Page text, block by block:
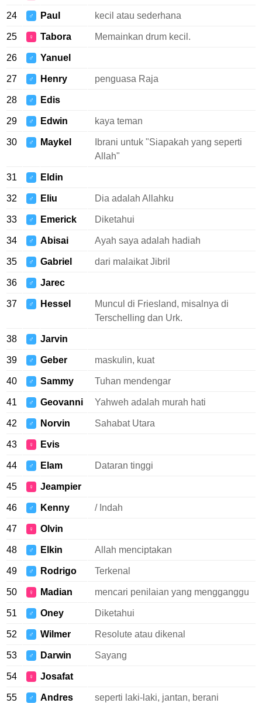
24 ♂ Paul kecil atau sederhana
25 ♀ Tabora Memainkan drum kecil.
26 ♂ Yanuel
27 ♂ Henry penguasa Raja
28 ♂ Edis
29 ♂ Edwin kaya teman
30 ♂ Maykel
Ibrani untuk "Siapakah yang seperti
Allah"
31 ♂ Eldin
32 ♂ Eliu Dia adalah Allahku
33 ♂ Emerick Diketahui
34 ♂ Abisai Ayah saya adalah hadiah
35 ♂ Gabriel dari malaikat Jibril
36 ♂ Jarec
37 ♂ Hessel
Muncul di Friesland, misalnya di
Terschelling dan Urk.
38 ♂ Jarvin
39 ♂ Geber maskulin, kuat
40 ♂ Sammy Tuhan mendengar
41 ♂ Geovanni Yahweh adalah murah hati
42 ♂ Norvin Sahabat Utara
43 ♀ Evis
44 ♂ Elam Dataran tinggi
45 ♀ Jeampier
46 ♂ Kenny / Indah
47 ♀ Olvin
48 ♂ Elkin Allah menciptakan
49 ♂ Rodrigo Terkenal
50 ♀ Madian mencari penilaian yang mengganggu
51 ♂ Oney Diketahui
52 ♂ Wilmer Resolute atau dikenal
53 ♂ Darwin Sayang
54 ♀ Josafat
55 ♂ Andres seperti laki-laki, jantan, berani